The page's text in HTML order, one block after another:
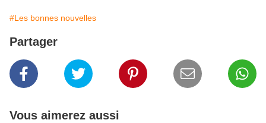
#Les bonnes nouvelles
Partager
Vous aimerez aussi